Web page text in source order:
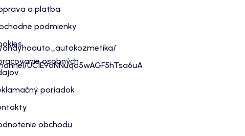
UC1E9oNNuqo5wAGF5hTsa6uA
a platba
podmienky
osobných
poriadok
obchodu